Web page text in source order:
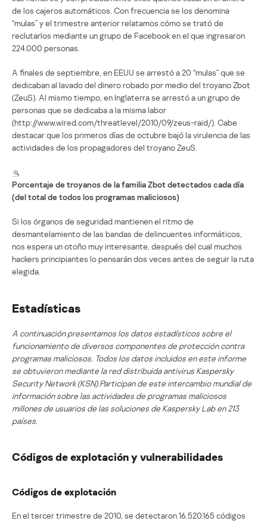
de los cajeros automáticos. Con frecuencia se los denomina
“mulas” y el trimestre anterior relatamos cómo se trató de
reclutarlos mediante un grupo de Facebook en el que ingresaron
224.000 personas.
A finales de septiembre, en EEUU se arrestó a 20 “mulas” que se
dedicaban al lavado del dinero robado por medio del troyano Zbot
(ZeuS). Al mismo tiempo, en Inglaterra se arrestó a un grupo de
personas que se dedicaba a la misma labor
(http://www.wired.com/threatlevel/2010/09/zeus-raid/). Cabe
destacar que los primeros días de octubre bajó la virulencia de las
actividades de los propagadores del troyano ZeuS.
Porcentaje de troyanos de la familia Zbot detectados cada día
(del total de todos los programas maliciosos)
Si los órganos de seguridad mantienen el ritmo de
desmantelamiento de las bandas de delincuentes informáticos,
nos espera un otoño muy interesante, después del cual muchos
hackers principiantes lo pensarán dos veces antes de seguir la ruta
elegida.
Estadísticas
A continuación presentamos los datos estadísticos sobre el
funcionamiento de diversos componentes de protección contra
programas maliciosos. Todos los datos incluidos en este informe
se obtuvieron mediante la red distribuida antivirus Kaspersky
Security Network (KSN).Participan de este intercambio mundial de
información sobre las actividades de programas maliciosos
millones de usuarios de las soluciones de Kaspersky Lab en 213
países.
Códigos de explotación y vulnerabilidades
Códigos de explotación
En el tercer trimestre de 2010, se detectaron 16.520.165 códigos